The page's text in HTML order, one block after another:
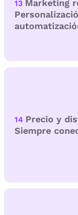
13 Marketing
14 Precio y
Siempre